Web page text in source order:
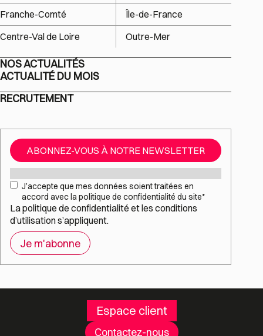
Franche-Comté
Île-de-France
Centre-Val de Loire
Outre-Mer
NOS ACTUALITÉS
ACTUALITÉ DU MOIS
RECRUTEMENT
ABONNEZ-VOUS À NOTRE NEWSLETTER
RGPD*
J’accepte que mes données soient traitées en
accord avec la politique de confidentialité du site*
Lapolitique de confidentialité et les conditions
d’utilisations’appliquent.
Espace client
Contactez-nous